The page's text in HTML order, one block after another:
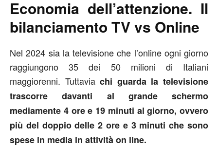
Economia dell’attenzione. Il
bilanciamento TV vs Online
Nel 2024 sia la televisione che l’online ogni giorno
raggiungono 35 dei 50 milioni di Italiani
maggiorenni. Tuttaviachi guarda la televisione
trascorre davanti al grande schermo
mediamente 4 ore e 19 minuti al giorno, ovvero
più del doppio delle 2 ore e 3 minuti che sono
spese in media in attività on line.